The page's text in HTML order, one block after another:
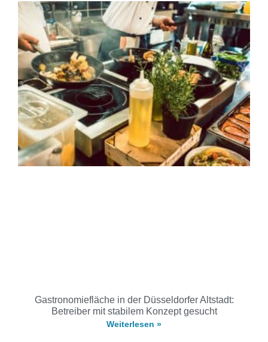
Gastronomiefläche in der Düsseldorfer Altstadt:
Betreiber mit stabilem Konzept gesucht
Weiterlesen »